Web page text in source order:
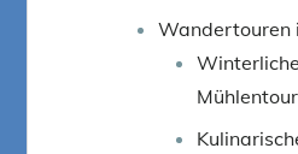
Wandertouren
Mühlentour